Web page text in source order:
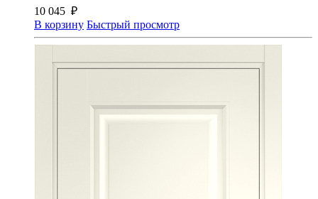
10 045 ₽
В корзину Быстрый просмотр